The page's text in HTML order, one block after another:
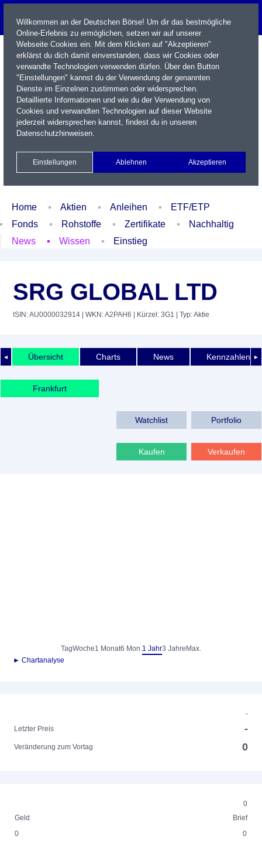
Name / WKN / ISIN / Kürzel
Xetra Realtime
Watchlist Portfolio Login
Home Aktien Anleihen
ETF/ETP
Fonds
Rohstoffe Zertifikate
Nachhaltig
News
Wissen Einstieg
SRG GLOBAL LTD
ISIN: AU0000032914 | WKN: A2PAH6 | Kürzel: 3G1 | Typ: Aktie
◄ ►
Übersicht Charts News Kennzahlen
Frankfurt
Watchlist Portfolio
Kaufen Verkaufen
TagWoche1 Monat6 Mon.1 Jahr3 Jahre Max.
► Chartanalyse
-
Letzter Preis
-
Veränderung zum Vortag 0
0
Geld
Brief
0
0
Willkommen an der Deutschen Börse! Um dir das bestmögliche
Online-Erlebnis zu ermöglichen, setzen wir auf unserer
Webseite Cookies ein. Mit dem Klicken auf "Akzeptieren"
erklärst du dich damit einverstanden, dass wir Cookies oder
verwandte Technologien verwenden dürfen. Über den Button
"Einstellungen" kannst du der Verwendung der genannten
Dienste im Einzelnen zustimmen oder widersprechen.
Detaillierte Informationen und wie du der Verwendung von
Cookies und verwandten Technologien auf dieser Website
jederzeit widersprechen kannst, findest du in unseren
Datenschutzhinweisen.
Einstellungen Ablehnen Akzeptieren